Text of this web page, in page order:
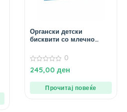
Органски детски
бисквити со млечно
0
од
0
245,00 ден
Прочитај повеќе